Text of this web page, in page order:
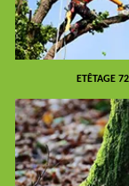
ETÊTAGE 72